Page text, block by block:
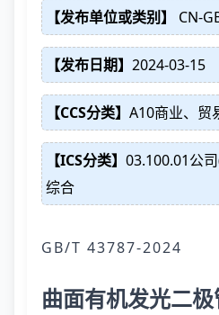
【发布单位或类别】 CN-
【发布日期】 2024-03-15
【CCS分类】 A10商业、贸
【ICS分类】 03.100.01公
综合
GB/T 43787-2024
曲面有机发光二